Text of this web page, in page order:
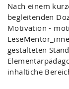
Nach einem
begleitenden
Motivation -
gestalteten
inhaltiche